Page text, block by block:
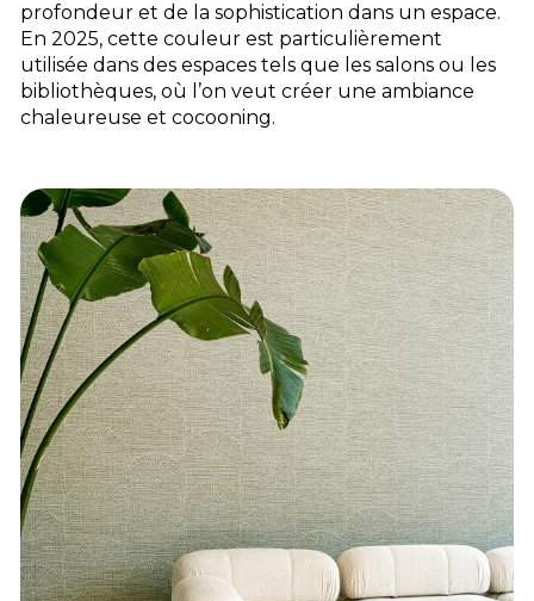
profondeur et de la sophistication dans un espace.
En 2025, cette couleur est particulièrement
utilisée dans des espaces tels que les salons ou les
bibliothèques, où l’on veut créer une ambiance
chaleureuse et cocooning.